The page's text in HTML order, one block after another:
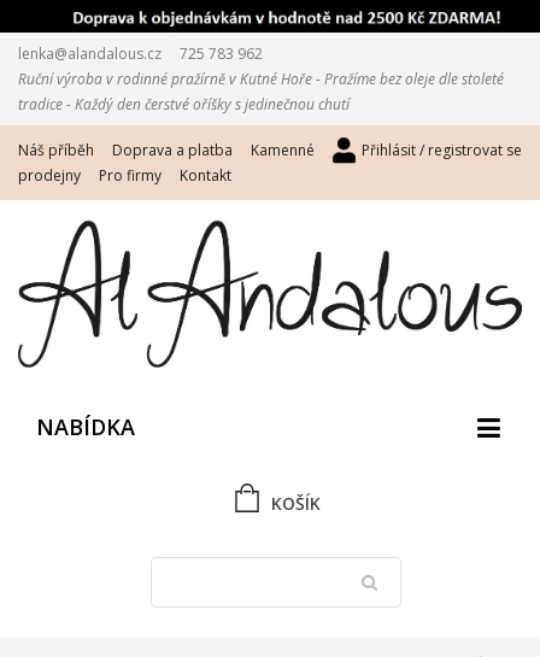
lenka@alandalous.cz 725 783 962
Ruční výroba v rodinné pražírně v Kutné Hoře - Pražíme bez oleje dle stoleté
tradice - Každý den čerstvé oříšky s jedinečnou chutí
Přihlásit / registrovat se
Náš příběh Doprava a platba
Kamenné
prodejny
Pro firmy Kontakt
NABÍDKA
KOŠÍK